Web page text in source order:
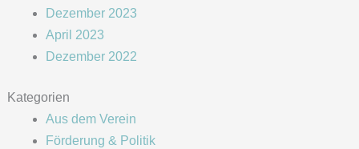
Dezember 2023
April 2023
Dezember 2022
Kategorien
Aus dem Verein
Förderung & Politik